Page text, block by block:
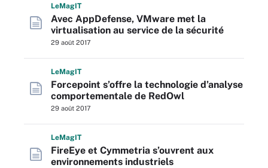
LeMagIT
Avec AppDefense, VMware met la
virtualisation au service de la sécurité
29 août 2017
LeMagIT
Forcepoint s’offre la technologie d’analyse
comportementale de RedOwl
29 août 2017
LeMagIT
FireEye et Cymmetria s’ouvrent aux
environnements industriels